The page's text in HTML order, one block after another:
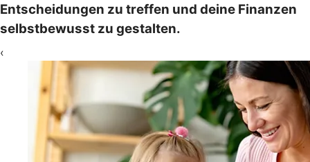
Entscheidungen zu treffen und deine Finanzen
selbstbewusst zu gestalten.
‹